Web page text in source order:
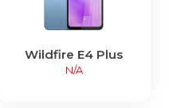
Wildfire E4 Plus
N/A